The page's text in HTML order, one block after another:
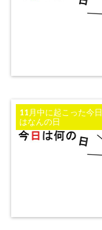
11月中に起こった今日
はなんの日